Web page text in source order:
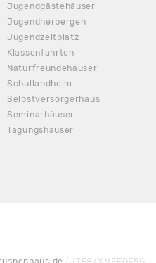
Jugendgästehäuser
Jugendherbergen
Jugendzeltplatz
Klassenfahrten
Naturfreundehäuser
Schullandheim
Selbstversorgerhaus
Seminarhäuser
Tagungshäuser